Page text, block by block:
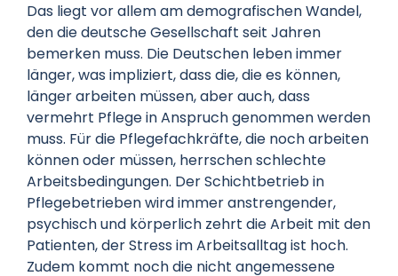
Das liegt vor allem am demografischen Wandel,
den die deutsche Gesellschaft seit Jahren
bemerken muss. Die Deutschen leben immer
länger, was impliziert, dass die, die es können,
länger arbeiten müssen, aber auch, dass
vermehrt Pflege in Anspruch genommen werden
muss. Für die Pflegefachkräfte, die noch arbeiten
können oder müssen, herrschen schlechte
Arbeitsbedingungen. Der Schichtbetrieb in
Pflegebetrieben wird immer anstrengender,
psychisch und körperlich zehrt die Arbeit mit den
Patienten, der Stress im Arbeitsalltag ist hoch.
Zudem kommt noch die nicht angemessene